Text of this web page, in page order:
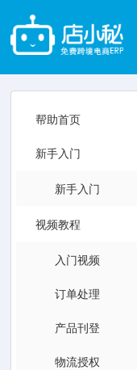
帮助首页
新手入门
新手入门
视频教程
入门视频
订单处理
产品刊登
物流授权